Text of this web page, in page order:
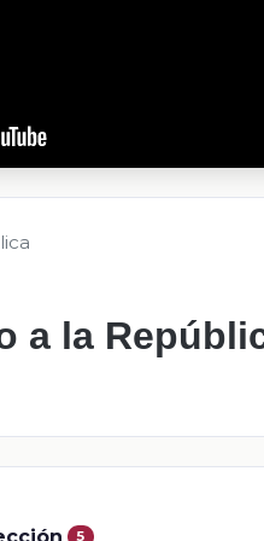
a la
5